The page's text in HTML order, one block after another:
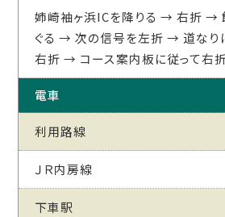
姉崎袖ヶ浜ICを降りる → 右折 →
ぐる → 次の信号を左折 → 道なり
右折 → コース案内板に従って右
電車
利用路線
ＪＲ内房線
下車駅